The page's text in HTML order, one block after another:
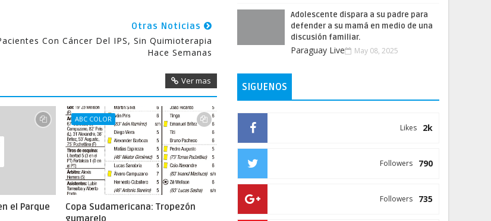
Otras Noticias
Con Cáncer Del IPS, Sin Quimioterapia
Hace Semanas
Ver mas
el Parque
ABC COLOR
Copa Sudamericana: Tropezón
gumarelo
Adolescente dispara a su padre para
defender a su mamá en medio de una
discusión familiar.
Paraguay Live May 08, 2025
SIGUENOS
2k
Likes
790
Followers
735
Followers